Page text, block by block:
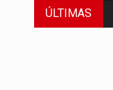
ÚLTIMAS